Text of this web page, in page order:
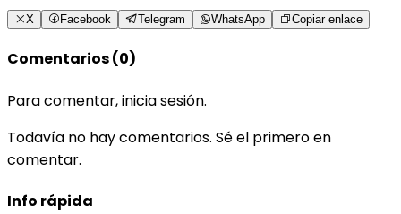
X Facebook Telegram WhatsApp Copiar enlace
Comentarios (0)
Para comentar,inicia sesión.
Todavía no hay comentarios. Sé el primero en
comentar.
Info rápida